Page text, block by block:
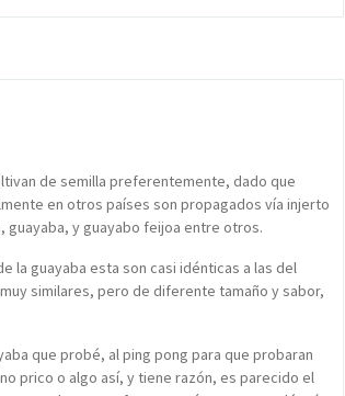
de semilla preferentemente, dado que
en otros países son propagados vía injerto
y guayabo feijoa entre otros.
la guayaba esta son casi idénticas a las del
similares, pero de diferente tamaño y sabor,
que probé, al ping pong para que probaran
prico o algo así, y tiene razón, es parecido el